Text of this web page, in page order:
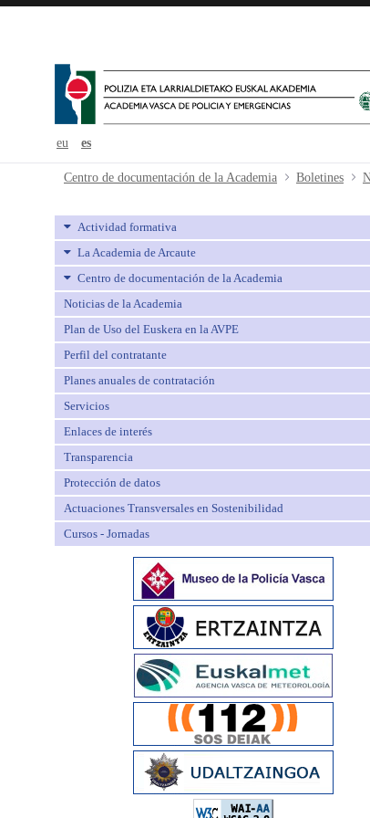
eu es
Nº 23 Marzo-Abril - avpe
Centro de documentación de la Academia Boletines
Actividad formativa
La Academia de Arcaute
Centro de documentación de la Academia
Noticias de la Academia
Plan de Uso del Euskera en la AVPE
Perfil del contratante
Planes anuales de contratación
Servicios
Enlaces de interés
Transparencia
Protección de datos
Actuaciones Transversales en Sostenibilidad
Cursos - Jornadas